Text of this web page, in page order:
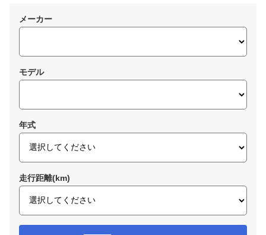
メーカー
モデル
年式
走行距離(km)